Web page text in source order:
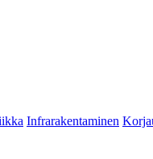
Infrarakentaminen